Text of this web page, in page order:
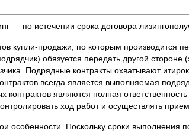
— по истечении срока договора
купли-продажи, по которым производится
обязуется передать другой стороне
Подрядные контракты охватывают
всегда является выполняемая
контрактов являются полная
ход работ и осуществлять
особенности. Поскольку сроки выполнения